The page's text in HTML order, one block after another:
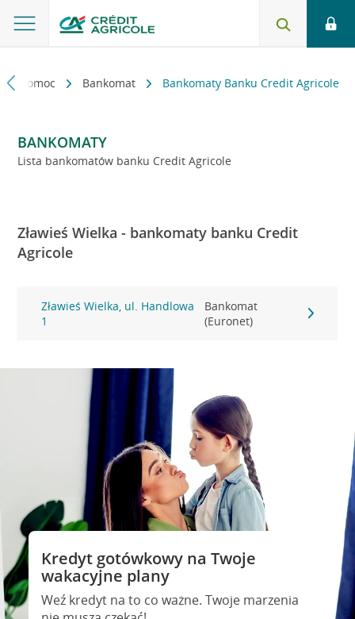
i pomoc Bankomat Bankomaty Banku Credit Agricole
BANKOMATY
Lista bankomatów banku Credit Agricole
Zławieś Wielka - bankomaty banku Credit
Agricole
Zławieś Wielka, ul. Handlowa
1
Bankomat
(Euronet)
Kredyt gotówkowy na Twoje
wakacyjne plany
Weź kredyt na to co ważne. Twoje marzenia